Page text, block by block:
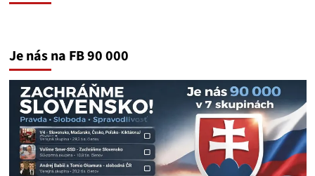
Je nás na FB 90 000